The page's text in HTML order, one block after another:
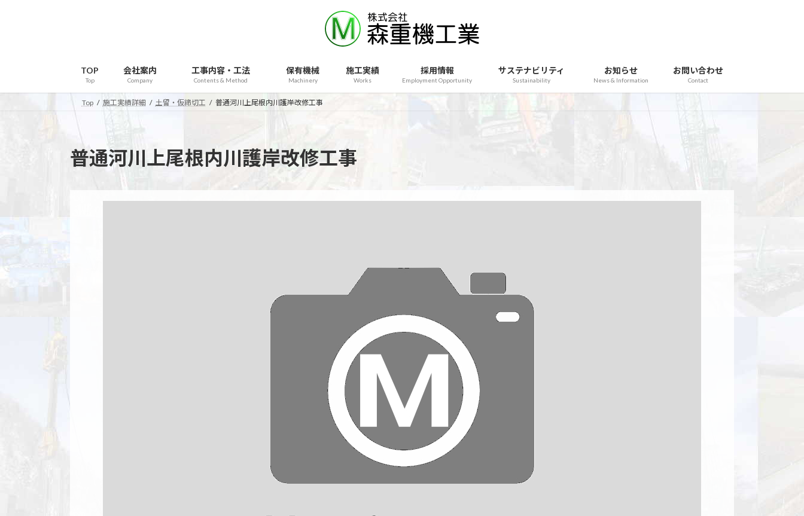
ス
ン
TOP
Top
会社案内
Company
工事内容・工法
Contents & Method
保有機械
Machinery
施工実績
Works
採用情報
Employment Opportunity
サステナビリティ
Sustainability
お知らせ
News & Information
お問い合わせ
Contact
Top 施工実績詳細 土留・仮締切工 普通河川上尾根内川護岸改修工事
普通河川上尾根内川護岸改修工事